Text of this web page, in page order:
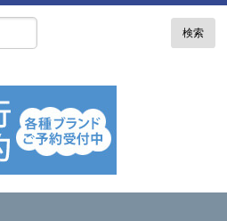
検索